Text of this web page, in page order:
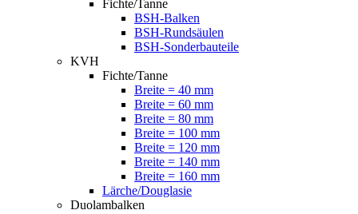
Fichte/Tanne
BSH-Balken
BSH-Rundsäulen
BSH-Sonderbauteile
KVH
Fichte/Tanne
Breite = 40 mm
Breite = 60 mm
Breite = 80 mm
Breite = 100 mm
Breite = 120 mm
Breite = 140 mm
Breite = 160 mm
Lärche/Douglasie
Duolambalken